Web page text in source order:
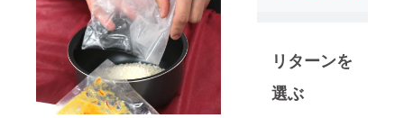
歳、料理長
37歳の2人が
中心です。
リターンを
選ぶ